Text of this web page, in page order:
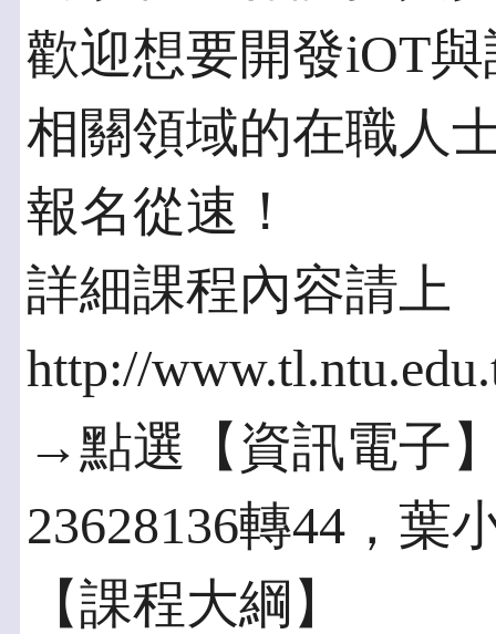
歡迎想要開發iOT
相關領域的在職人
報名從速！
詳細課程內容請上
http://
→點選【資訊電子
23628136轉44，葉
【課程大綱】